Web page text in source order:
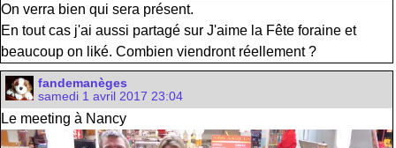
On verra bien qui sera présent.
En tout cas j'ai aussi partagé sur J'aime la Fête foraine et
beaucoup on liké. Combien viendront réellement ?
fandemanèges
samedi 1 avril 2017 23:04
Le meeting à Nancy